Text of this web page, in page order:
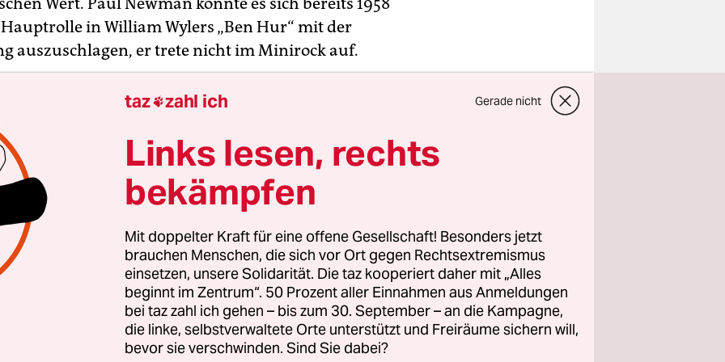
in William Wylers „Ben Hur“ mit der
auszuschlagen, er trete nicht im Minirock auf.
von Historienfilmen hat eine sehr gymnasial
Tradition. Akribisch wird auf Armbanduhren bei Statisten
falsche Aussprache lateinischer Eigennamen oder auf
Frisuren. Auch dem historisch leidlich vorgebildeten
immer wieder fehlerhafte oder anachronistische
hätte uns der Schlachtruf „Roma victor“ den
Lateinlehrers eingetragen. Und sicherlich ist die seriöse
der Damenhaarmode des frühen Prinzipats eine
Leistung. Wichtiger sind jedoch andere Fragen: Welche
hat eine Epoche für die immer gleichen Fragen nach
Macht, Liebe? Und was hat all das mit uns zu tun?
taz zahl ich Gerade nicht
Links lesen, rechts
bekämpfen
Mit doppelter Kraft für eine offene Gesellschaft! Besonders jetzt
brauchen Menschen, die sich vor Ort gegen Rechtsextremismus
einsetzen, unsere Solidarität. Die taz kooperiert daher mit „Alles
beginnt im Zentrum“. 50 Prozent aller Einnahmen aus Anmeldungen
bei taz zahl ich gehen – bis zum 30. September – an die Kampagne,
die linke, selbstverwaltete Orte unterstützt und Freiräume sichern will,
bevor sie verschwinden. Sind Sie dabei?